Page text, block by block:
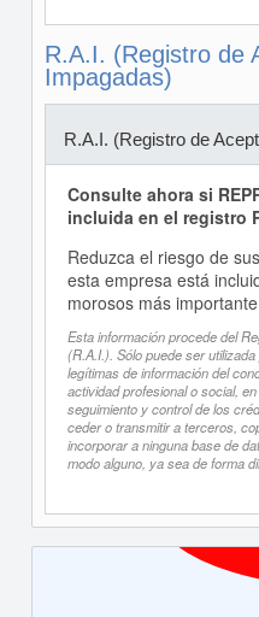
R.A.I. (Registro de
Impagadas)
R.A.I. (Registro de
Consulte ahora si
incluida en el registro
Reduzca el riesgo de
esta empresa está
morosos más
Esta información procede del
(R.A.I.). Sólo puede ser
legítimas de información del
actividad profesional o social,
seguimiento y control de los
ceder o transmitir a terceros,
incorporar a ninguna base de
modo alguno, ya sea de forma